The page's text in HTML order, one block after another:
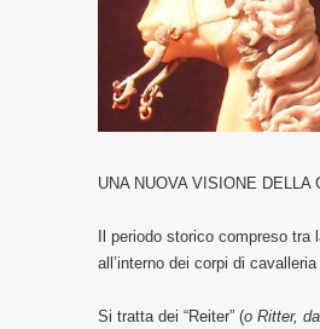
UNA NUOVA VISIONE DELLA
Il periodo storico compreso
all’interno dei corpi di
Si tratta dei “Reiter” (o Ritter,